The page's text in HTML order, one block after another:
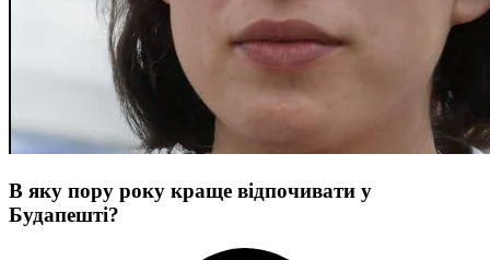
В яку пору року краще відпочивати у
Будапешті?